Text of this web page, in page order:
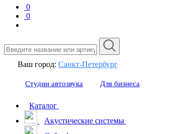
0
0
Ваш город: Санкт-Петербург
Студии автозвука Для бизнеса
Каталог
Акустические системы